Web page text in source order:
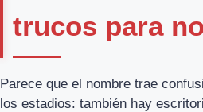
trucos para
Parece que el nombre trae
los estadios: también hay